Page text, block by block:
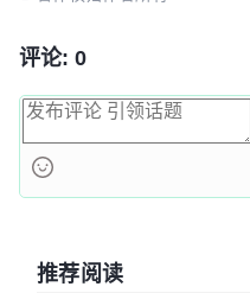
评论: 0
推荐阅读